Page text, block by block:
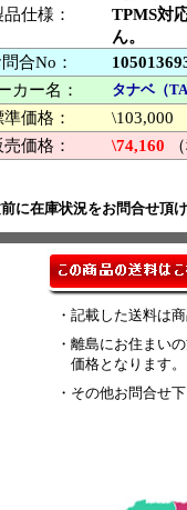
品仕様：
TPMS対
ん。
合No：
カー名：
タナベ（
準価格：
\103,000
売価格：
\74,160
に在庫状況をお問合せ頂
・記載した送料は
・離島にお住まい
価格となります。
・その他お問合せ下